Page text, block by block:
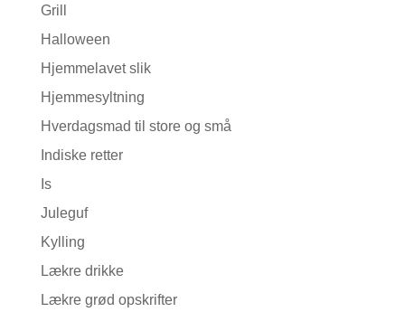
Grill
Halloween
Hjemmelavet slik
Hjemmesyltning
Hverdagsmad til store og små
Indiske retter
Is
Juleguf
Kylling
Lækre drikke
Lækre grød opskrifter